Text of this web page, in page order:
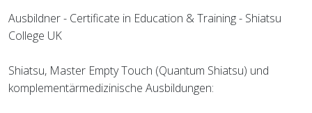
Ausbildner - Certificate in Education & Training - Shiatsu
College UK
Shiatsu, Master Empty Touch (Quantum Shiatsu) und
komplementärmedizinische Ausbildungen: